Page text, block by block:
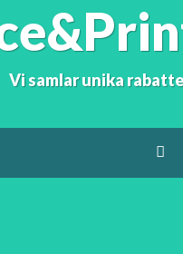
Vi samlar unika